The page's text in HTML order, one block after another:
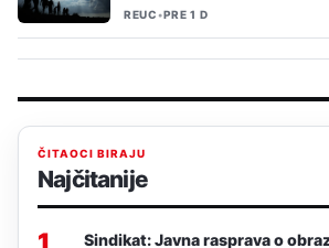
REUC•PRE 1 D
ČITAOCI BIRAJU
Najčitanije
1
Sindikat: Javna rasprava o